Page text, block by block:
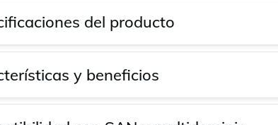
del producto
y beneficios